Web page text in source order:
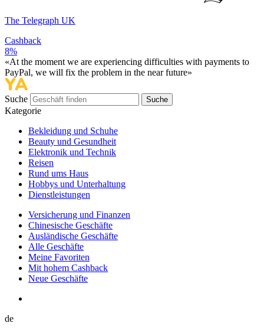
The Telegraph UK
Cashback
8%
«At the moment we are experiencing difficulties with payments to
PayPal, we will fix the problem in the near future»
Suche Suche
Kategorie
Bekleidung und Schuhe
Beauty und Gesundheit
Elektronik und Technik
Reisen
Rund ums Haus
Hobbys und Unterhaltung
Dienstleistungen
Versicherung und Finanzen
Chinesische Geschäfte
Ausländische Geschäfte
Alle Geschäfte
Meine Favoriten
Mit hohem Cashback
Neue Geschäfte
de